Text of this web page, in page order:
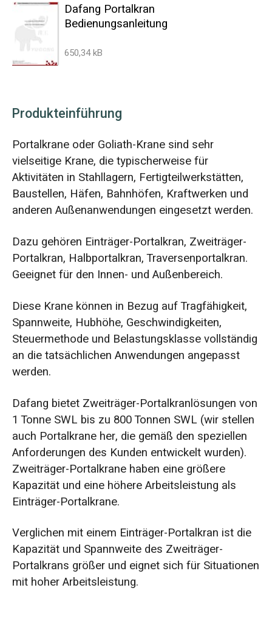
Dafang Portalkran
Bedienungsanleitung
650,34 kB
Produkteinführung
Portalkrane oder Goliath-Krane sind sehr
vielseitige Krane, die typischerweise für
Aktivitäten in Stahllagern, Fertigteilwerkstätten,
Baustellen, Häfen, Bahnhöfen, Kraftwerken und
anderen Außenanwendungen eingesetzt werden.
Dazu gehören Einträger-Portalkran, Zweiträger-
Portalkran, Halbportalkran, Traversenportalkran.
Geeignet für den Innen- und Außenbereich.
Diese Krane können in Bezug auf Tragfähigkeit,
Spannweite, Hubhöhe, Geschwindigkeiten,
Steuermethode und Belastungsklasse vollständig
an die tatsächlichen Anwendungen angepasst
werden.
Dafang bietet Zweiträger-Portalkranlösungen von
1 Tonne SWL bis zu 800 Tonnen SWL (wir stellen
auch Portalkrane her, die gemäß den speziellen
Anforderungen des Kunden entwickelt wurden).
Zweiträger-Portalkrane haben eine größere
Kapazität und eine höhere Arbeitsleistung als
Einträger-Portalkrane.
Verglichen mit einem Einträger-Portalkran ist die
Kapazität und Spannweite des Zweiträger-
Portalkrans größer und eignet sich für Situationen
mit hoher Arbeitsleistung.